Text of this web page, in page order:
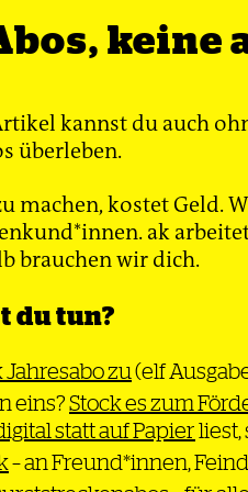
istorische
bisher kaum eine
Hoffmann hat nun
Anthropologe und
Bevölkerung machte.
einem Denkmal
der
»Helfern«
hatte. Die
falsche Angaben über
Zudem beschreibt
von Pöchs
keine
kannst du auch
überleben.
machen, kostet Geld.
ak
brauchen wir dich.
du tun?
zu(elf
eins?Stock es zum
statt auf Papierliest,
– an Freund*innen,